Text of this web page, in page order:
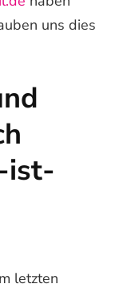
uns dies
ist-
letzten